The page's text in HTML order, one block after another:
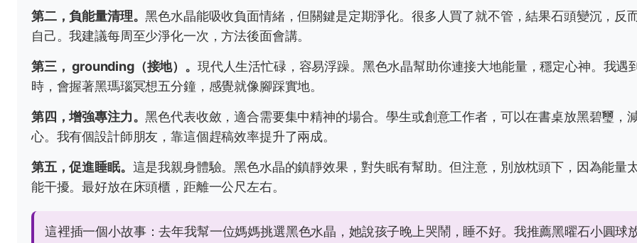
第二，負能量清理。黑色水晶能吸收負面情緒，但關鍵是定期淨化。很多人買了就不管，結果石頭變沉，反
自己。我建議每周至少淨化一次，方法後面會講。
第三， grounding（接地）。 現代人生活忙碌，容易浮躁。黑色水晶幫助你連接大地能量，穩定心神。我遇
時，會握著黑瑪瑙冥想五分鐘，感覺就像腳踩實地。
第四，增強專注力。黑色代表收斂，適合需要集中精神的場合。學生或創意工作者，可以在書桌放黑碧璽，
心。我有個設計師朋友，靠這個趕稿效率提升了兩成。
第五，促進睡眠。 這是我親身體驗。黑色水晶的鎮靜效果，對失眠有幫助。但注意，別放枕頭下，因為能量
能干擾。最好放在床頭櫃，距離一公尺左右。
這裡插一個小故事：去年我幫一位媽媽挑選黑色水晶，她說孩子晚上哭鬧，睡不好。我推薦黑曜石小圓球